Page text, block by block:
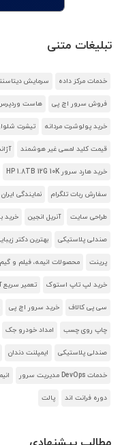
تبلیغات متنی
خدمات مرکز داده سرمایش
فروش سرور اچ پی هاست
خرید پولوشرت مردانه تیشرت
قیمت کلید لمسی غیر هوشمند
خرید هارد سرور HP 1.8TB 12G 10K
سفارش ربات تلگرام نمایندگی ایران
طراحی سایت آنریل انجین خرید
صندلی پلاستیکی بهترین دکتر
پرینت محصولات انیمه، فیلم و گیم
خرید لپ تاپ استوک تعمیر
سی پی کالاف خرید سرور اچ پی
چاپ روی چسب امداد خودرو جک
صندلی پلاستیکی ایمپلنت دندان
خدمات DevOps مدیریت سرور
دوره فرانت اند پالت